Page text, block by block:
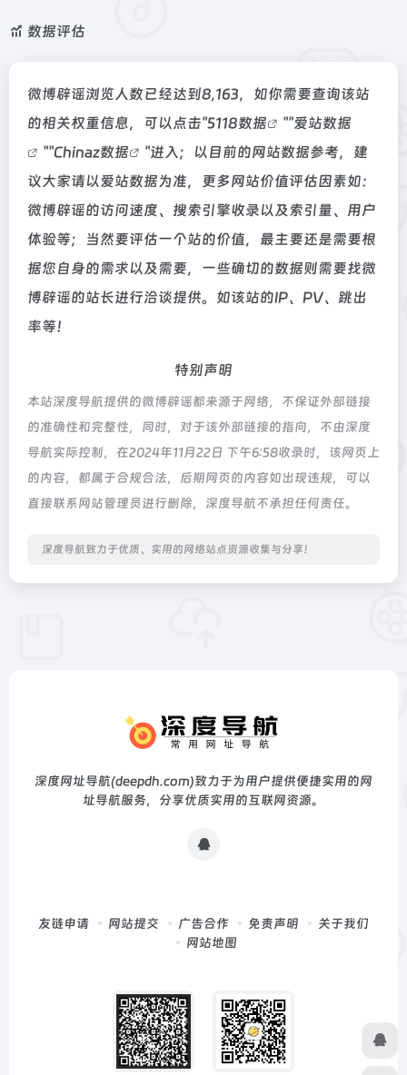
数据评估
微博辟谣浏览人数已经达到8,163，如你需要查询该站
的相关权重信息，可以点击"5118数据 ""爱站数据
""Chinaz数据
"进入；以目前的网站数据参考，建
议大家请以爱站数据为准，更多网站价值评估因素如：
微博辟谣的访问速度、搜索引擎收录以及索引量、用户
体验等；当然要评估一个站的价值，最主要还是需要根
据您自身的需求以及需要，一些确切的数据则需要找微
博辟谣的站长进行洽谈提供。如该站的IP、PV、跳出
率等！
特别声明
本站深度导航提供的微博辟谣都来源于网络，不保证外部链接
的准确性和完整性，同时，对于该外部链接的指向，不由深度
导航实际控制，在2024年11月22日 下午6:58收录时，该网页上
的内容，都属于合规合法，后期网页的内容如出现违规，可以
直接联系网站管理员进行删除，深度导航不承担任何责任。
深度导航致力于优质、实用的网络站点资源收集与分享！
深度网址导航(deepdh.com)致力于为用户提供便捷实用的网
址导航服务，分享优质实用的互联网资源。
友链申请 网站提交 广告合作 免责声明
关于我们
网站地图